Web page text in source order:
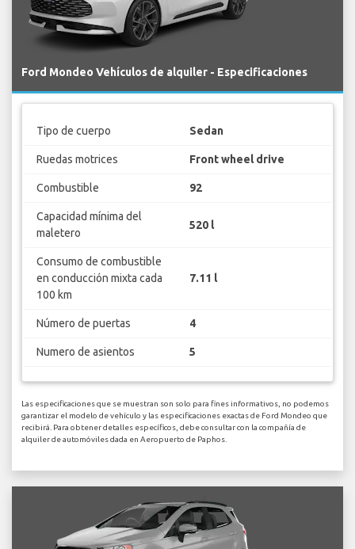
Ford Mondeo Vehículos de alquiler - Especificaciones
Tipo de cuerpo Sedan
Ruedas motrices Front wheel drive
Combustible 92
Capacidad mínima del
maletero
520 l
Consumo de combustible
en conducción mixta cada
100 km
7.11 l
Número de puertas 4
Numero de asientos 5
Las especificaciones que se muestran son solo para fines informativos, no podemos
garantizar el modelo de vehículo y las especificaciones exactas de Ford Mondeo que
recibirá. Para obtener detalles específicos, debe consultar con la compañía de
alquiler de automóviles dada en Aeropuerto de Paphos.